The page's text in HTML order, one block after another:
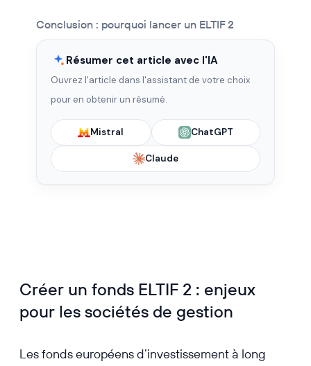
Conclusion : pourquoi lancer un ELTIF 2
Résumer cet article avec l'IA
Ouvrez l'article dans l'assistant de votre choix
pour en obtenir un résumé.
Mistral ChatGPT
Claude
Créer un fonds ELTIF 2 : enjeux
pour les sociétés de gestion
Les fonds européens d’investissement à long